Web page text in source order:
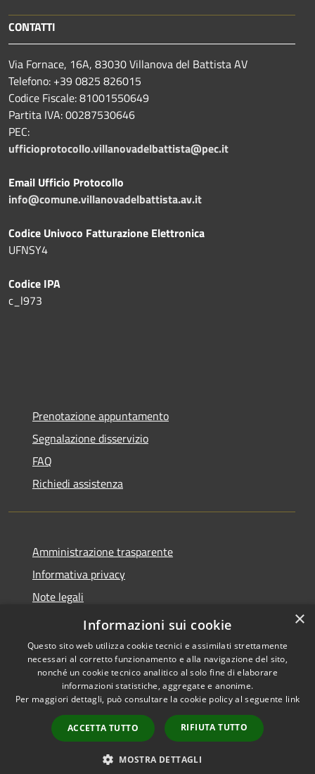
CONTATTI
Via Fornace, 16A, 83030 Villanova del Battista AV
Telefono: +39 0825 826015
Codice Fiscale: 81001550649
Partita IVA: 00287530646
PEC:
ufficioprotocollo.villanovadelbattista@pec.it
Email Ufficio Protocollo
info@comune.villanovadelbattista.av.it
Codice Univoco Fatturazione Elettronica
UFNSY4
Codice IPA
c_l973
Prenotazione appuntamento
Segnalazione disservizio
FAQ
Richiedi assistenza
Amministrazione trasparente
Informativa privacy
Note legali
Dichiarazione di accessibilità
Accessibilità
Copyright © 2026 • Comune di
Villanova del Battista •
Powered byMunicipium
Accesso redazione
×
Informazioni sui cookie
Questo sito web utilizza cookie tecnici e assimilati strettamente
necessari al corretto funzionamento e alla navigazione del sito,
nonché un cookie tecnico analitico al solo fine di elaborare
informazioni statistiche, aggregate e anonime.
Per maggiori dettagli, può consultare la cookie policy al seguente link
ACCETTA TUTTO RIFIUTA TUTTO
MOSTRA DETTAGLI